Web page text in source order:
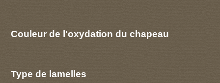
Couleur de l'oxydation du chapeau
Type de lamelles